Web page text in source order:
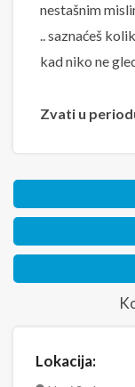
nestašnim
.. saznaćeš
kad niko ne
Zvati u
Lokacija: